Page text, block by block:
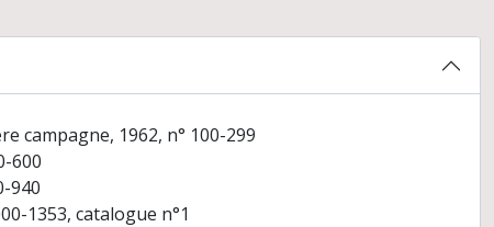
campagne, 1962, n° 100-299
600
940
1353, catalogue n°1